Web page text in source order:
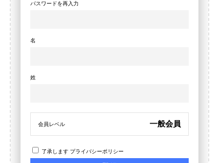
パスワードを再入力
名
姓
会員レベル 一般会員
了承します プライバシーポリシー